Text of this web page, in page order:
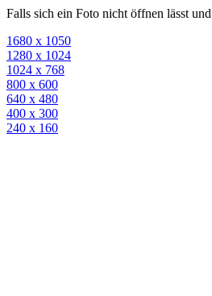
Falls sich ein Foto nicht öffnen lässt
1680 x 1050
1280 x 1024
1024 x 768
800 x 600
640 x 480
400 x 300
240 x 160